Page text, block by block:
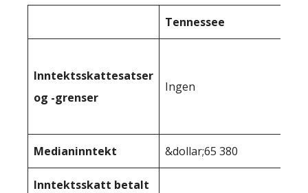
Tennessee
Inntektsskattesatser
og -grenser
Ingen
Medianinntekt &dollar;65 380
Inntektsskatt betalt